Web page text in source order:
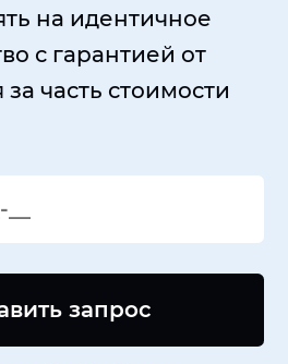
на идентичное
с гарантией от
часть стоимости
запрос